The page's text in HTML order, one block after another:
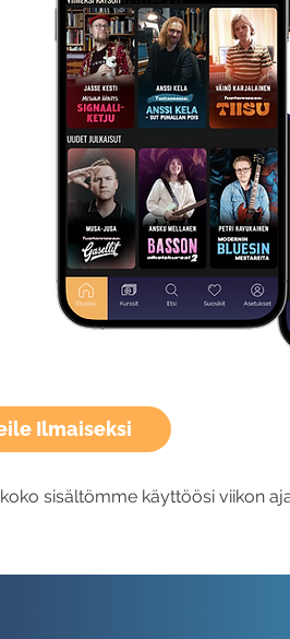
Ilmaiseksi
sisältömme käyttöösi viikon